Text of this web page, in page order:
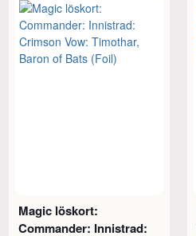
Magic löskort:
Commander: Innistrad: